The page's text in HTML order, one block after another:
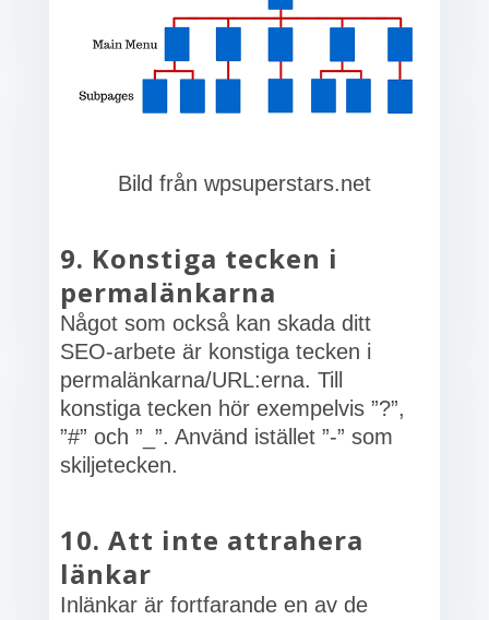
Bild från wpsuperstars.net
9. Konstiga tecken i
permalänkarna
Något som också kan skada ditt
SEO-arbete är konstiga tecken i
permalänkarna/URL:erna. Till
konstiga tecken hör exempelvis ”?”,
”#” och ”_”. Använd istället ”-” som
skiljetecken.
10. Att inte attrahera
länkar
Inlänkar är fortfarande en av de